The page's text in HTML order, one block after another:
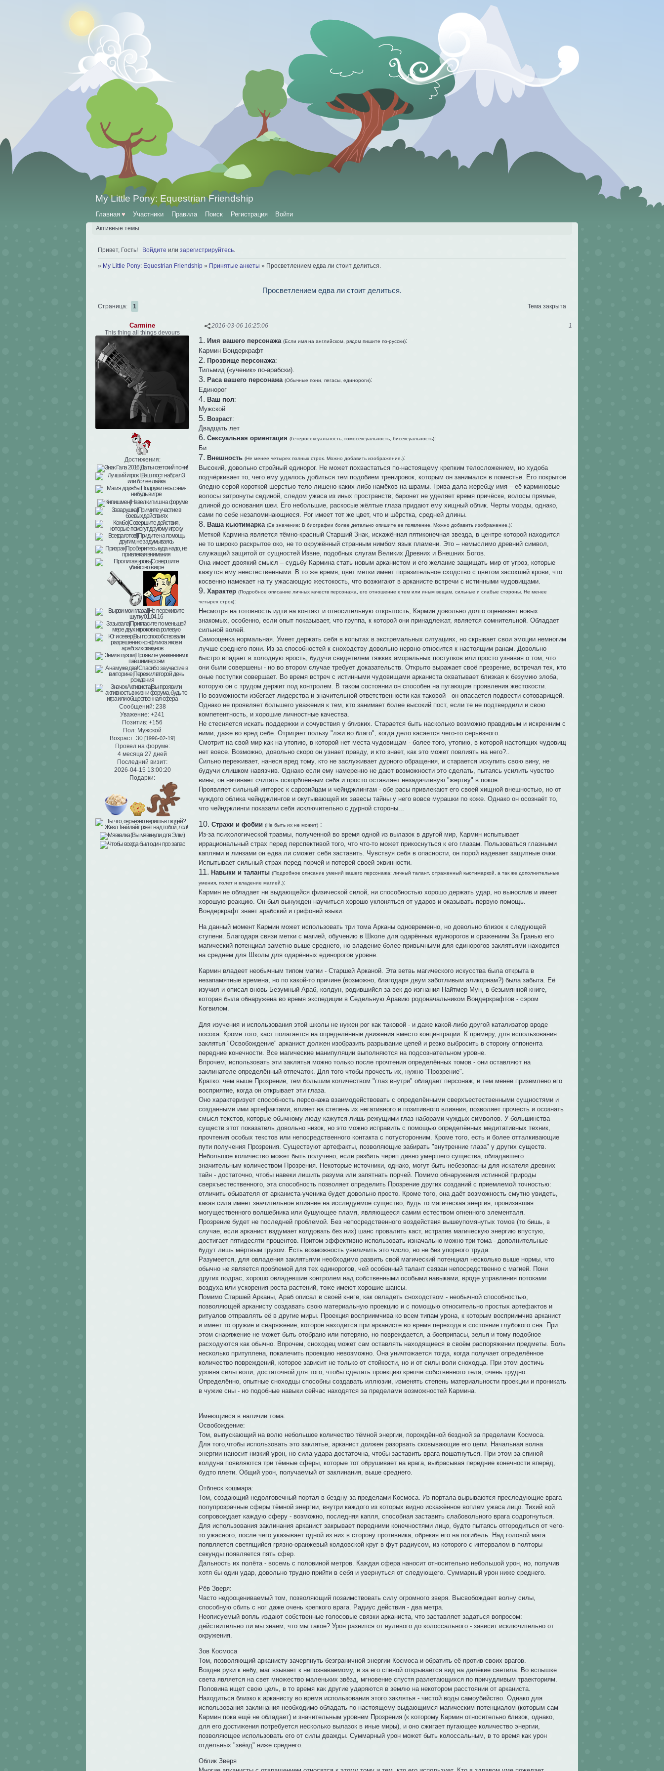
My Little Pony: Equestrian Friendship
Главная ♥ Участники Правила Поиск Регистрация Войти
Активные темы
Привет, Гость! Войдите или зарегистрируйтесь
» My Little Pony: Equestrian Friendship » Принятые анкеты » Просветлением едва ли стоит делиться.
Просветлением едва ли стоит делиться.
Страница: 1 Тема закрыта
1
2016-03-06 16:25:06
Carmine
This thing all things devours
Достижения:
Сообщений:238
Уважение: +241
Позитив: +156
Пол: Мужской
Возраст: 30 [1996-02-19]
Провел на форуме:
4 месяца 27 дней
Последний визит:
2026-04-15 13:00:20
Подарки:
1. Имя вашего персонажа (Если имя на английском, рядом пишите по-русски):
Кармин Вондеркрафт
2. Прозвище персонажа:
Тильмид («ученик» по-арабски).
3. Раса вашего персонажа (Обычные пони, пегасы, единороги):
Единорог
4. Ваш пол:
Мужской
5. Возраст:
Двадцать лет
6. Сексуальная ориентация (Гетеросексуальность, гомосексуальность, бисексуальность):
Би
7. Внешность (Не менее четырех полных строк. Можно добавить изображение.):
Высокий, довольно стройный единорог. Не может похвастаться по-настоящему крепким телосложением, но худоба
подчёркивает то, чего ему удалось добиться тем подобием тренировок, которым он занимался в поместье. Его покрытое
бледно-серой короткой шерстью тело лишено каких-либо намёков на шрамы. Грива дала жеребцу имя – её карминовые
волосы затронуты сединой, следом ужаса из иных пространств; баронет не уделяет время причёске, волосы прямые,
длиной до основания шеи. Его небольшие, раскосые жёлтые глаза придают ему хищный облик. Черты морды, однако,
сами по себе незапоминающиеся. Рог имеет тот же цвет, что и шёрстка, средней длины.
8. Ваша кьютимарка (Ее значение; В биографии более детально опишите ее появление. Можно добавить изображение.):
Меткой Кармина является тёмно-красный Старший Знак, искажённая пятиконечная звезда, в центре которой находится
не то широко раскрытое око, не то окружённый странным нимбом язык пламени. Это – немыслимо древний символ,
служащий защитой от сущностей Извне, подобных слугам Великих Древних и Внешних Богов.
Она имеет двоякий смысл – судьбу Кармина стать новым арканистом и его желание защищать мир от угроз, которые
кажутся ему неестественными. В то же время, цвет метки имеет поразительное сходство с цветом засохшей крови, что
косвенно намекает на ту ужасающую жестокость, что возжигают в арканисте встречи с истинными чудовищами.
9. Характер (Подробное описание личных качеств персонажа, его отношение к тем или иным вещам, сильные и слабые стороны. Не менее
четырех строк):
Несмотря на готовность идти на контакт и относительную открытость, Кармин довольно долго оценивает новых
знакомых, особенно, если опыт показывает, что группа, к которой они принадлежат, является сомнительной. Обладает
сильной волей.
Самооценка нормальная. Умеет держать себя в копытах в экстремальных ситуациях, но скрывает свои эмоции немногим
лучше среднего пони. Из-за способностей к сноходству довольно нервно относится к настоящим ранам. Довольно
быстро впадает в холодную ярость, будучи свидетелем тяжких аморальных поступков или просто узнавая о том, что
они были совершены - но во втором случае требует доказательств. Открыто выражает своё презрение, встречая тех, кто
оные поступки совершает. Во время встреч с истинными чудовищами арканиста охватывает близкая к безумию злоба,
которую он с трудом держит под контролем. В таком состоянии он способен на пугающие проявления жестокости.
По возможности избегает лидерства и значительной ответственности как таковой - он опасается подвести сотоварищей.
Однако не проявляет большего уважения к тем, кто занимает более высокий пост, если те не подтвердили и свою
компетентность, и хорошие личностные качества.
Не стесняется искать поддержки и сочувствия у близких. Старается быть насколько возможно правдивым и искренним с
ними, даже во вред себе. Отрицает пользу "лжи во благо", когда дело касается чего-то серьёзного.
Смотрит на свой мир как на утопию, в которой нет места чудовищам - более того, утопию, в которой настоящих чудовищ
нет вовсе. Возможно, довольно скоро он узнает правду, и кто знает, как это может повлиять на него?..
Сильно переживает, нанеся вред тому, кто не заслуживает дурного обращения, и старается искупить свою вину, не
будучи слишком навязчив. Однако если ему намеренно не дают возможности это сделать, пытаясь усилить чувство
вины, он начинает считать оскорблённым себя и просто оставляет незадачливую "жертву" в покое.
Проявляет сильный интерес к сарозийцам и чейнджлингам - обе расы привлекают его своей хищной внешностью, но от
чуждого облика чейнджлингов и окутывающей их завесы тайны у него вовсе мурашки по коже. Однако он осознаёт то,
что чейнджлинги показали себя исключительно с дурной стороны...
10. Страхи и фобии (Не быть их не может) :
Из-за психологической травмы, полученной во время одной из вылазок в другой мир, Кармин испытывает
иррациональный страх перед перспективой того, что что-то может прикоснуться к его глазам. Пользоваться глазными
каплями и линзами он едва ли сможет себя заставить. Чувствуя себя в опасности, он порой надевает защитные очки.
Испытывает сильный страх перед порчей и потерей своей эквинности.
11. Навыки и таланты (Подробное описание умений вашего персонажа: личный талант, отраженный кьютимаркой, а так же дополнительные
умения, полет и владение магией.):
Кармин не обладает ни выдающейся физической силой, ни способностью хорошо держать удар, но вынослив и имеет
хорошую реакцию. Он был вынужден научиться хорошо уклоняться от ударов и оказывать первую помощь.
Вондеркрафт знает арабский и грифоний языки.
На данный момент Кармин может использовать три тома Арканы одновременно, но довольно близок к следующей
ступени. Благодаря связи метки с магией, обучению в Школе для одарённых единорогов и сражениям За Гранью его
магический потенциал заметно выше среднего, но владение более привычными для единорогов заклятьями находится
на среднем для Школы для одарённых единорогов уровне.
Кармин владеет необычным типом магии - Старшей Арканой. Эта ветвь магического искусства была открыта в
незапамятные времена, но по какой-то причине (возможно, благодаря двум заботливым аликорнам?) была забыта. Её
изучил и описал вновь Безумный Араб, колдун, родившийся за век до изгнания Найтмер Мун, в безымянной книге,
которая была обнаружена во время экспедиции в Седельную Аравию родоначальником Вондеркрафтов - сэром
Когвилом.
Для изучения и использования этой школы не нужен рог как таковой - и даже какой-либо другой катализатор вроде
посоха. Кроме того, каст полагается на определённые движения вместо концентрации. К примеру, для использования
заклятья "Освобождение" арканист должен изобразить разрывание цепей и резко выбросить в сторону оппонента
передние конечности. Все магические манипуляции выполняются на подсознательном уровне.
Впрочем, использовать эти заклятья можно только после прочтения определённых томов - они оставляют на
заклинателе определённый отпечаток. Для того чтобы прочесть их, нужно "Прозрение".
Кратко: чем выше Прозрение, тем большим количеством "глаз внутри" обладает персонаж, и тем менее приземлено его
восприятие, когда он открывает эти глаза.
Оно характеризует способность персонажа взаимодействовать с определёнными сверхъестественными сущностями и
созданными ими артефактами, влияет на степень их негативного и позитивного влияния, позволяет прочесть и осознать
смысл текстов, которые обычному люду кажутся лишь режущими глаз наборами чуждых символов. У большинства
существ этот показатель довольно низок, но это можно исправить с помощью определённых медитативных техник,
прочтения особых текстов или непосредственного контакта с потусторонним. Кроме того, есть и более отталкивающие
пути получения Прозрения. Существуют артефакты, позволяющие забирать "внутренние глаза" у других существ.
Небольшое количество может быть получено, если разбить череп давно умершего существа, обладавшего
значительным количеством Прозрения. Некоторые источники, однако, могут быть небезопасны для искателя древних
тайн - достаточно, чтобы навеки лишить разума или запятнать порчей. Помимо обнаружения истинной природы
сверхъестественного, эта способность позволяет определить Прозрение других созданий с приемлемой точностью:
отличить обывателя от арканиста-ученика будет довольно просто. Кроме того, она даёт возможность смутно увидеть,
какая сила имеет значительное влияние на исследуемое существо; будь то магическая энергия, пронизавшая
могущественного волшебника или бушующее пламя, являющееся самим естеством огненного элементаля.
Прозрение будет не последней проблемой. Без непосредственного воздействия вышеупомянутых томов (то бишь, в
случае, если арканист вздумает колдовать без них) шанс провалить каст, истратив магическую энергию впустую,
достигает пятидесяти процентов. Притом эффективно использовать изначально можно три тома - дополнительные
будут лишь мёртвым грузом. Есть возможность увеличить это число, но не без упорного труда.
Разумеется, для овладения заклятьями необходимо развить свой магический потенциал несколько выше нормы, что
обычно не является проблемой для тех единорогов, чей особенный талант связан непосредственно с магией. Пони
других подрас, хорошо овладевшие контролем над собственными особыми навыками, вроде управления потоками
воздуха или ускорения роста растений, тоже имеют хорошие шансы.
Помимо Старшей Арканы, Араб описал в своей книге, как овладеть сноходством - необычной способностью,
позволяющей арканисту создавать свою материальную проекцию и с помощью относительно простых артефактов и
ритуалов отправлять её в другие миры. Проекция восприимчива ко всем типам урона, к которым восприимчив арканист
и имеет то оружие и снаряжение, которое находится при арканисте во время перехода в состояние глубокого сна. При
этом снаряжение не может быть отобрано или потеряно, но повреждается, а боеприпасы, зелья и тому подобное
расходуются как обычно. Впрочем, сноходец может сам оставлять находящиеся в своём распоряжении предметы. Боль
несколько притуплена, покалечить проекцию невозможно. Она уничтожается тогда, когда получает определённое
количество повреждений, которое зависит не только от стойкости, но и от силы воли сноходца. При этом достичь
уровня силы воли, достаточной для того, чтобы сделать проекцию крепче собственного тела, очень трудно.
Определённо, опытные сноходцы способны создавать иллюзии, изменять степень материальности проекции и проникать
в чужие сны - но подобные навыки сейчас находятся за пределами возможностей Кармина.
Имеющиеся в наличии тома:
Освобождение:
Том, выпускающий на волю небольшое количество тёмной энергии, порождённой бездной за пределами Космоса.
Для того,чтобы использовать это заклятье, арканист должен разорвать сковывающие его цепи. Начальная волна
энергии наносит низкий урон, но сила удара достаточна, чтобы заставить врага пошатнуться. При этом за спиной
колдуна появляются три тёмные сферы, которые тот обрушивает на врага, выбрасывая передние конечности вперёд,
будто плети. Общий урон, получаемый от заклинания, выше среднего.
Отблеск кошмара:
Том, создающий недолговечный портал в бездну за пределами Космоса. Из портала вырываются преследующие врага
полупрозрачные сферы тёмной энергии, внутри каждого из которых видно искажённое воплем ужаса лицо. Тихий вой
сопровождает каждую сферу - возможно, последняя капля, способная заставить слабовольного врага содрогнуться.
Для использования заклинания арканист закрывает передними конечностями лицо, будто пытаясь отгородиться от чего-
то ужасного, после чего указывает одной из них в сторону противника, обрекая его на погибель. Над головой мага
появляется светящийся грязно-оранжевый колдовской круг в фут радиусом, из которого с интервалом в полторы
секунды появляется пять сфер.
Дальность их полёта - восемь с половиной метров. Каждая сфера наносит относительно небольшой урон, но, получив
хотя бы один удар, довольно трудно прийти в себя и увернуться от следующего. Суммарный урон ниже среднего.
Рёв Зверя:
Часто недооцениваемый том, позволяющий позаимствовать силу огромного зверя. Высвобождает волну силы,
способную сбить с ног даже очень крепкого врага. Радиус действия - два метра.
Неописуемый вопль издают собственные голосовые связки арканиста, что заставляет задаться вопросом:
действительно ли мы знаем, что мы такое? Урон разнится от нулевого до колоссального - зависит исключительно от
окружения.
Зов Космоса
Том, позволяющий арканисту зачерпнуть безграничной энергии Космоса и обратить её против своих врагов.
Воздев руки к небу, маг взывает к непознаваемому, и за его спиной открывается вид на далёкие светила. Во вспышке
света является на свет множество маленьких звёзд, мгновение спустя разлетающихся по причудливым траекториям.
Половина ищет свою цель, в то время как другие ударяются в землю на некотором расстоянии от арканиста.
Находиться близко к арканисту во время использования этого заклятья - чистой воды самоубийство. Однако для
использования заклинания необходимо обладать по-настоящему выдающимся магическим потенциалом (которым сам
Кармин пока ещё не обладает) и значительным уровнем Прозрения (к которому Кармин относительно близок, однако,
для его достижения потребуется несколько вылазок в иные миры), и оно сжигает пугающее количество энергии,
позволяющее использовать его от силы дважды. Суммарный урон может быть колоссальным, в то время как урон
отдельных "звёзд" ниже среднего.
Облик Зверя